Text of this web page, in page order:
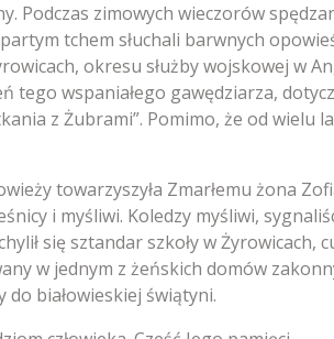
Podczas zimowych wieczorów
tchem słuchali barwnych
okresu służby wojskowej w
tego wspaniałego gawędziarza,
z Żubrami”. Pomimo, że od wielu
towarzyszyła Zmarłemu żona
i myśliwi. Koledzy myśliwi,
się sztandar szkoły w Żyrowicach,
w jednym z żeńskich domów
białowieskiej świątyni.